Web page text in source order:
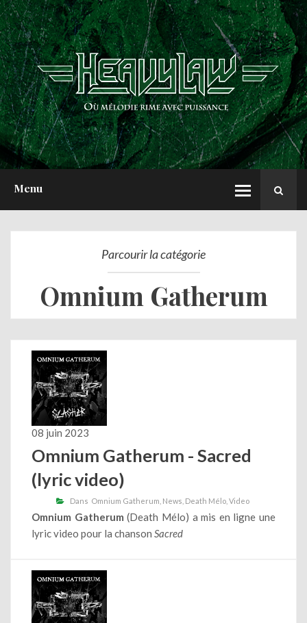
Menu
ACCUEIL
NEWS
CHRONIQUES
INTERVIEWS
REPORTS
A PROPOS
Parcourir la catégorie
Omnium Gatherum
08 juin 2023
Omnium Gatherum - Sacred
(lyric video)
Dans Omnium Gatherum News Death Mélo Video
Omnium Gatherum (Death Mélo) a mis en ligne une
lyric video pour la chanson Sacred